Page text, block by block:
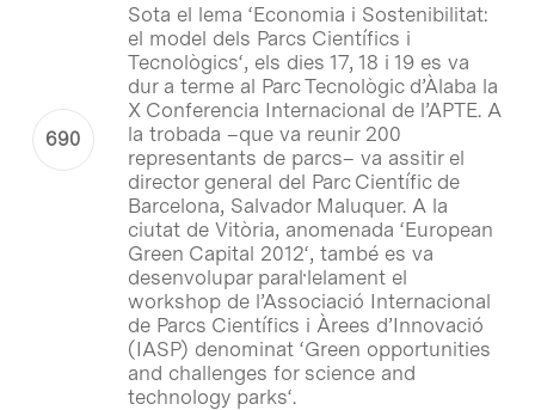
Sota el lema ‘Economia i Sostenibilitat:
el model dels Parcs Científics i
Tecnològics‘, els dies 17, 18 i 19 es va
dur a terme al Parc Tecnològic d’Àlaba la
X Conferencia Internacional de l’APTE. A
la trobada –que va reunir 200
representants de parcs– va assitir el
director general del Parc Científic de
Barcelona, Salvador Maluquer. A la
ciutat de Vitòria, anomenada ‘European
Green Capital 2012‘, també es va
desenvolupar paral·lelament el
workshop de l’Associació Internacional
de Parcs Científics i Àrees d’Innovació
(IASP) denominat ‘Green opportunities
and challenges for science and
technology parks‘.